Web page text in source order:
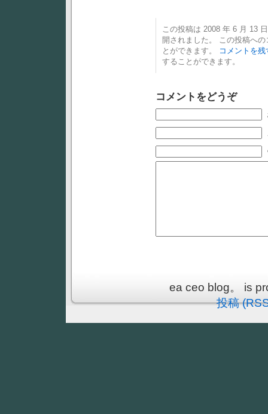
この投稿は 2008 年 6 月 13
開されました。 この投稿へ
とができます。
コメントを残
することができます。
コメントをどうぞ
ea ceo blog。 is
投稿